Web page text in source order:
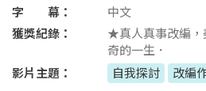
字 幕：
中文
獲獎紀錄：
★真人真事改編，
奇的一生．
影片主題：
自我探討 改編